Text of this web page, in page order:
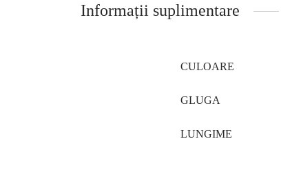
Informații suplimentare
CULOARE
GLUGA
LUNGIME